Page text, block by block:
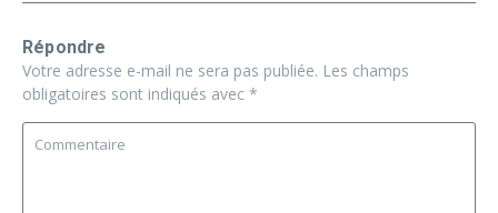
Répondre
Votre adresse e-mail ne sera pas publiée. Les champs
obligatoires sont indiqués avec *